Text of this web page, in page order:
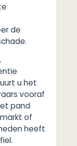
de
u het
vooraf
pand
of
heeft